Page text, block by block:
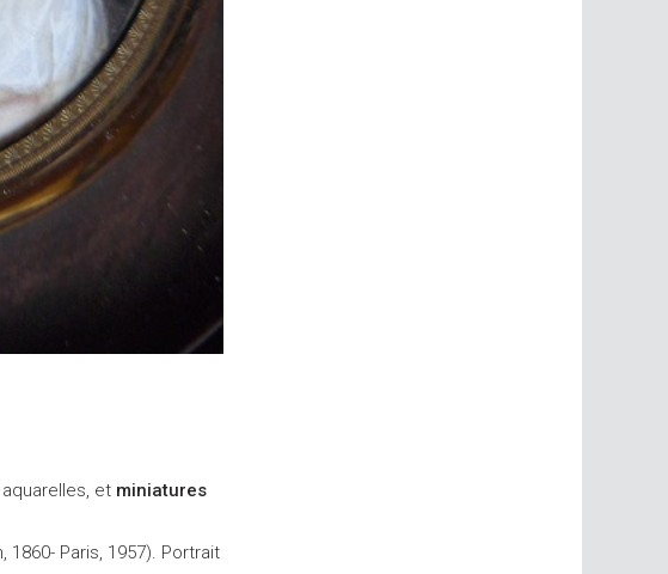
et miniatures
1860- Paris, 1957). Portrait